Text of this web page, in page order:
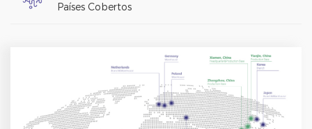
Países Cobertos